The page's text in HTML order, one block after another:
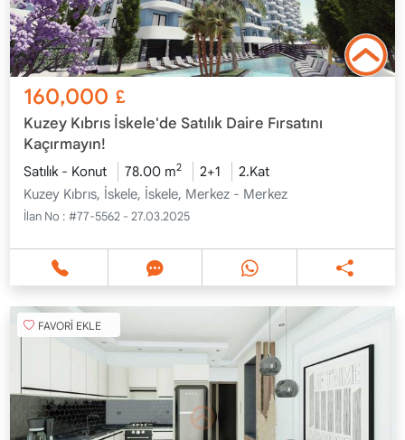
160,000 £
Kuzey Kıbrıs İskele'de Satılık Daire Fırsatını
Kaçırmayın!
Satılık - Konut 78.00 m2 2+1
2.Kat
Kuzey Kıbrıs, İskele, İskele, Merkez - Merkez
İlan No : #77-5562 - 27.03.2025
FAVORİ EKLE